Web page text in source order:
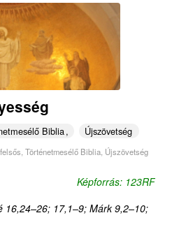
Biblia Újszövetség
felsős, Történetmesélő Biblia, Újszövetség
Képforrás: 123RF
16,24–26;17,1–9; Márk 9,2–10;